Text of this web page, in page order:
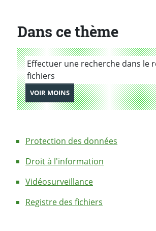
Dans ce thème
Effectuer une recherche dans le
fichiers
VOIR MOINSDE PRESTATIONS
Protection des données
Droit à l'information
Vidéosurveillance
Registre des fichiers